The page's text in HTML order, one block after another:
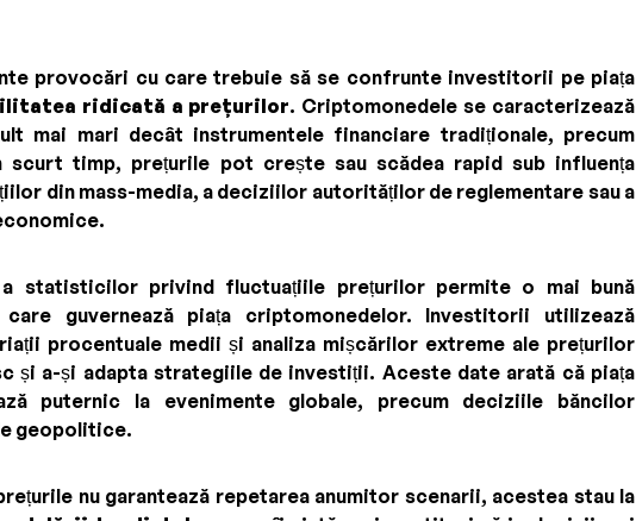
provocări cu care trebuie să se confrunte investitorii pe piața
ridicată a prețurilor. Criptomonedele se caracterizează
mai mari decât instrumentele financiare tradiționale, precum
scurt timp, prețurile pot crește sau scădea rapid sub influența
din mass-media, a deciziilor autorităților de reglementare sau a
statisticilor privind fluctuațiile prețurilor permite o mai bună
guvernează piața criptomonedelor. Investitorii utilizează
procentuale medii și analiza mișcărilor extreme ale prețurilor
și a-și adapta strategiile de investiții. Aceste date arată că piața
puternic la evenimente globale, precum deciziile băncilor
geopolitice.
nu garantează repetarea anumitor scenarii, acestea stau la